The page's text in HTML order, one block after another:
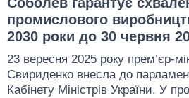
промислового
2030 роки до 30 червня
23 вересня 2025 року прем’єр-
Свириденко внесла до
Кабінету Міністрів України. У